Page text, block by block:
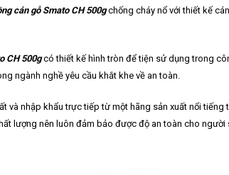
cán gỗ Smato CH 500gchống cháy nổ với thiết kế
CH 500gcó thiết kế hình tròn để tiện sử dụng trong
ngành nghề yêu cầu khắt khe về an toàn.
và nhập khẩu trực tiếp từ một hãng sản xuất nổi
lượng nên luôn đảm bảo được độ an toàn cho người